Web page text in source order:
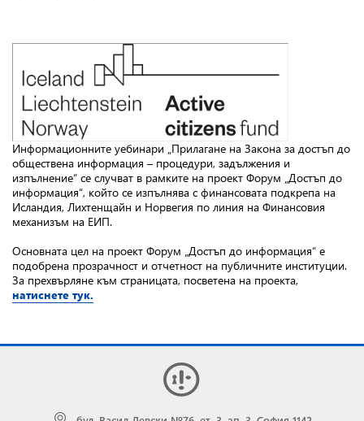
Информационните уебинари „Прилагане на Закона за достъп до
обществена информация – процедури, задължения и
изпълнение“ се случват в рамките на проект Форум „Достъп до
информация“, който се изпълнява с финансовата подкрепа на
Исландия, Лихтенщайн и Норвегия по линия на Финансовия
механизъм на ЕИП.
Основната цел на проект Форум „Достъп до информация“ е
подобрена прозрачност и отчетност на публичните институции.
За прехвърляне към страницата, посветена на проекта,
натиснете тук.